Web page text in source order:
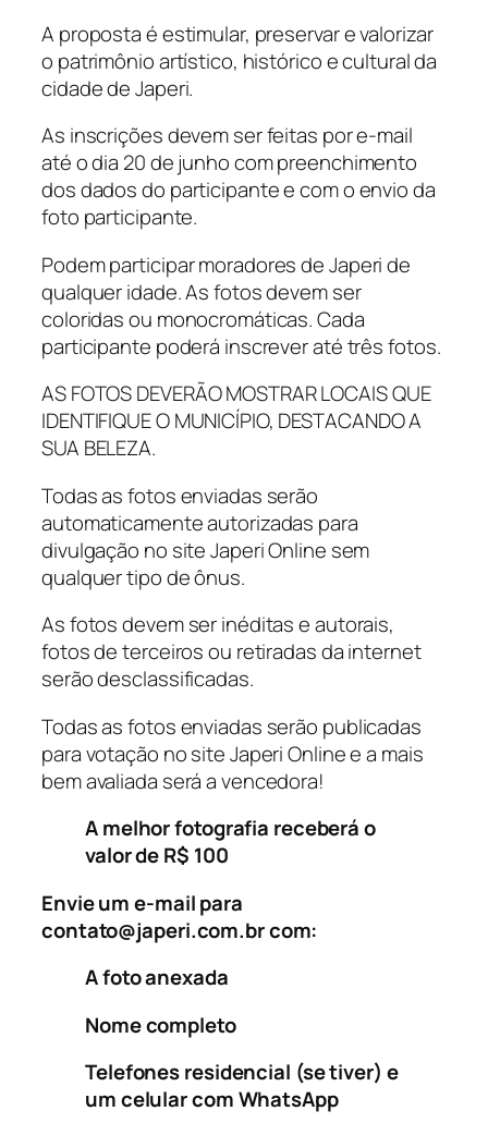
A proposta é estimular, preservar e valorizar
o patrimônio artístico, histórico e cultural da
cidade de Japeri.
As inscrições devem ser feitas por e-mail
até o dia 20 de junho com preenchimento
dos dados do participante e com o envio da
foto participante.
Podem participar moradores de Japeri de
qualquer idade. As fotos devem ser
coloridas ou monocromáticas. Cada
participante poderá inscrever até três fotos.
AS FOTOS DEVERÃO MOSTRAR LOCAIS QUE
IDENTIFIQUE O MUNICÍPIO, DESTACANDO A
SUA BELEZA.
Todas as fotos enviadas serão
automaticamente autorizadas para
divulgação no site Japeri Online sem
qualquer tipo de ônus.
As fotos devem ser inéditas e autorais,
fotos de terceiros ou retiradas da internet
serão desclassificadas.
Todas as fotos enviadas serão publicadas
para votação no site Japeri Online e a mais
bem avaliada será a vencedora!
A melhor fotografia receberá o
valor de R$ 100
Envie um e-mail para
contato@japeri.com.br com:
A foto anexada
Nome completo
Telefones residencial (se tiver) e
um celular com WhatsApp